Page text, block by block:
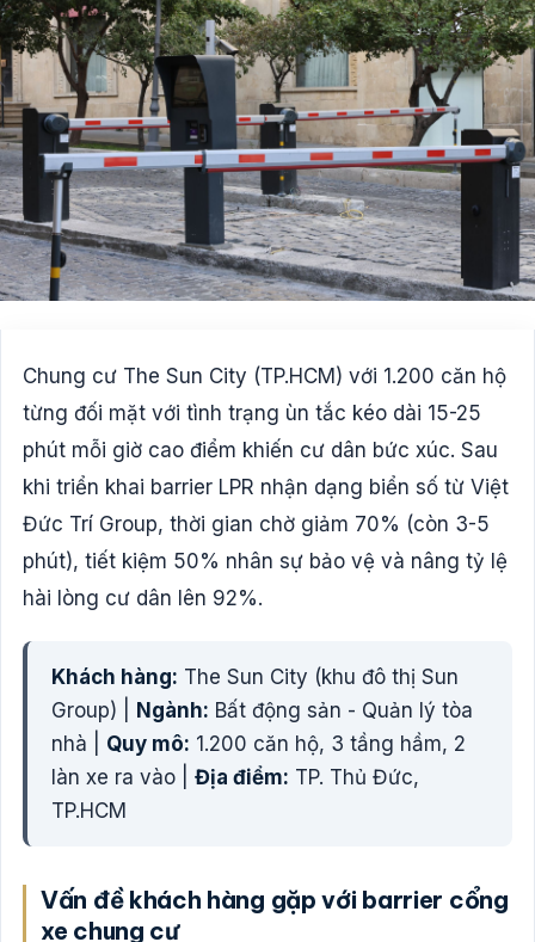
Chung cư The Sun City (TP.HCM) với 1.200 căn hộ
từng đối mặt với tình trạng ùn tắc kéo dài 15-25
phút mỗi giờ cao điểm khiến cư dân bức xúc. Sau
khi triển khai barrier LPR nhận dạng biển số từ Việt
Đức Trí Group, thời gian chờ giảm 70% (còn 3-5
phút), tiết kiệm 50% nhân sự bảo vệ và nâng tỷ lệ
hài lòng cư dân lên 92%.
Khách hàng: The Sun City (khu đô thị Sun
Group) |
Ngành: Bất động sản - Quản lý tòa
nhà | Quy mô: 1.200 căn hộ, 3 tầng hầm, 2
làn xe ra vào | Địa điểm: TP. Thủ Đức,
TP.HCM
Vấn đề khách hàng gặp với barrier cổng
xe chung cư